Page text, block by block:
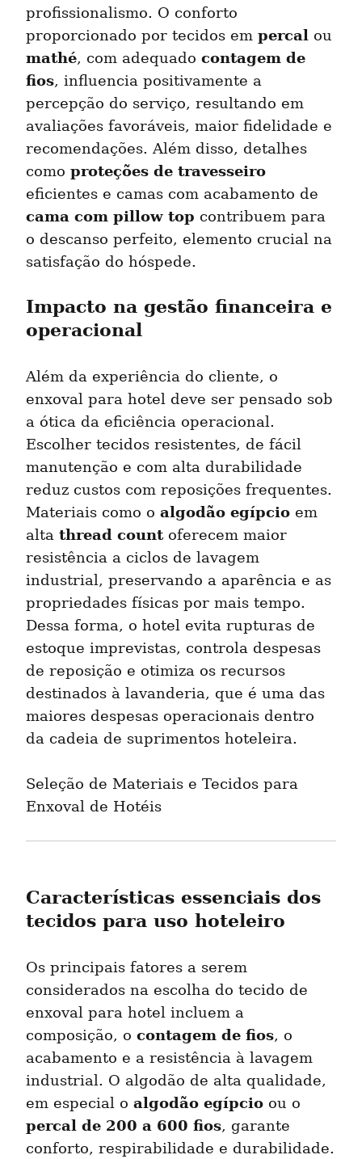
profissionalismo. O conforto
proporcionado por tecidos em percal
mathé, com adequado contagem de
fios, influencia positivamente a
percepção do serviço, resultando em
avaliações favoráveis, maior fidelidade e
recomendações. Além disso, detalhes
como proteções de travesseiro
cama com pillow top contribuem para
o descanso perfeito, elemento crucial na
satisfação do hóspede.
Impacto na gestão financeira e
operacional
Além da experiência do cliente, o
enxoval para hotel deve ser pensado sob
a ótica da eficiência operacional.
Escolher tecidos resistentes, de fácil
manutenção e com alta durabilidade
reduz custos com reposições frequentes.
Materiais como o algodão egípcio em
alta thread count oferecem maior
resistência a ciclos de lavagem
industrial, preservando a aparência e as
propriedades físicas por mais tempo.
Dessa forma, o hotel evita rupturas de
estoque imprevistas, controla despesas
de reposição e otimiza os recursos
destinados à lavanderia, que é uma das
maiores despesas operacionais dentro
da cadeia de suprimentos hoteleira.
Seleção de Materiais e Tecidos para
Enxoval de Hotéis
Características essenciais dos
tecidos para uso hoteleiro
Os principais fatores a serem
considerados na escolha do tecido de
enxoval para hotel incluem a
composição, o contagem de fios, o
acabamento e a resistência à lavagem
industrial. O algodão de alta qualidade,
em especial o algodão egípcio
percal de 200 a 600 fios, garante
conforto, respirabilidade e durabilidade.